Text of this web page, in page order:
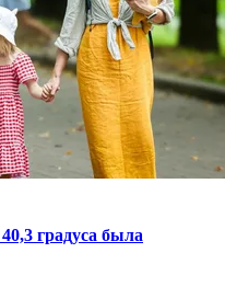
градуса была